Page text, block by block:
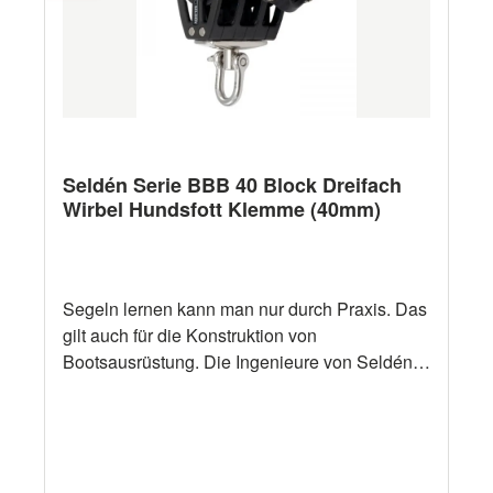
Arbeitslast (kg) 750 kg Bruchlast (kg) 1500 kg
Maximale Leinenstärke (mm) 10 mm Schäkel
Durchmesser (mm) 5 mm Andere
Selden BB20, BB30, BB60 Serie
Seldén Serie BBB 40 Block Dreifach
Wirbel Hundsfott Klemme (40mm)
Segeln lernen kann man nur durch Praxis. Das
gilt auch für die Konstruktion von
Bootsausrüstung. Die Ingenieure von Seldén